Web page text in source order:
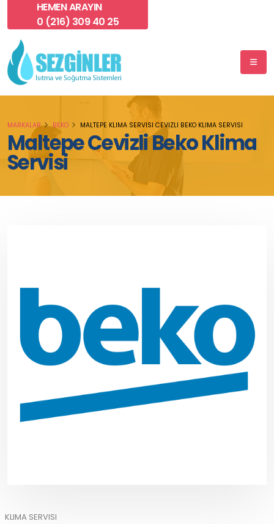
HEMEN ARAYIN
0 (216) 309 40 25
Maltepe Cevizli Beko Klima
Servisi
MARKALAR BEKO MALTEPE KLIMA SERVISI CEVIZLI BEKO KLIMA SERVISI
KLIMA SERVISI